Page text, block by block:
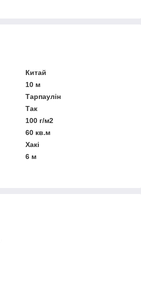
Китай
10 м
Тарпаулін
Так
100 г/м2
60 кв.м
Хакі
6 м